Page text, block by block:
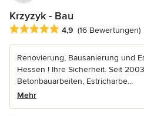
Krzyzyk - Bau
Durchschnittliche Bewertung:
4,9 (16 Bewertungen)
Renovierung, Bausanierung und
Hessen ! Ihre Sicherheit. Seit
Betonbauarbeiten, Estricharbe...
Mehr